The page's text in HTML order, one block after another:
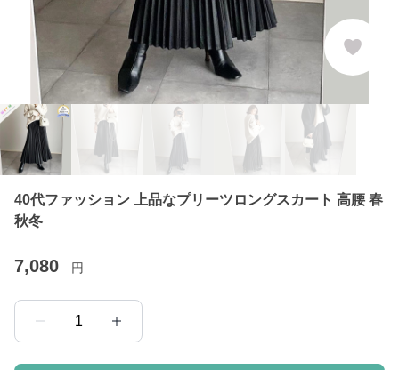
40代ファッション 上品なプリーツロングスカート 高腰 春
秋冬
7,080 円
1